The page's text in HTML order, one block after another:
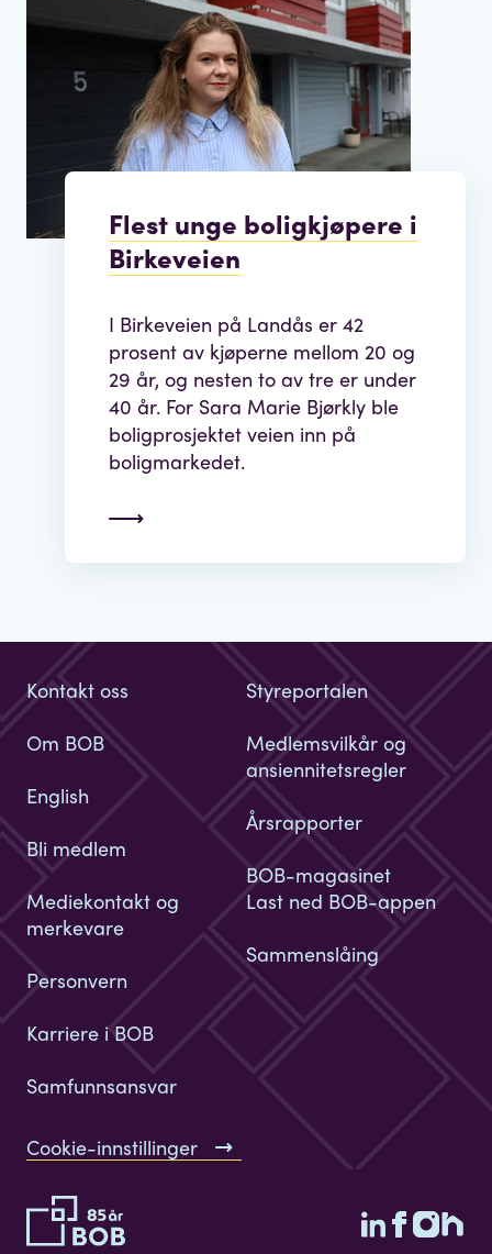
Flest unge boligkjøpere i
Birkeveien
I Birkeveien på Landås er 42
prosent av kjøperne mellom 20 og
29 år, og nesten to av tre er under
40 år. For Sara Marie Bjørkly ble
boligprosjektet veien inn på
boligmarkedet.
Kontakt oss
Om BOB
English
Bli medlem
Styreportalen
Medlemsvilkår og
ansiennitetsregler
Årsrapporter
BOB-magasinet
Mediekontakt og
merkevare
Personvern
Karriere i BOB
Samfunnsansvar
Last ned BOB-appen
Sammenslåing
Cookie-innstillinger